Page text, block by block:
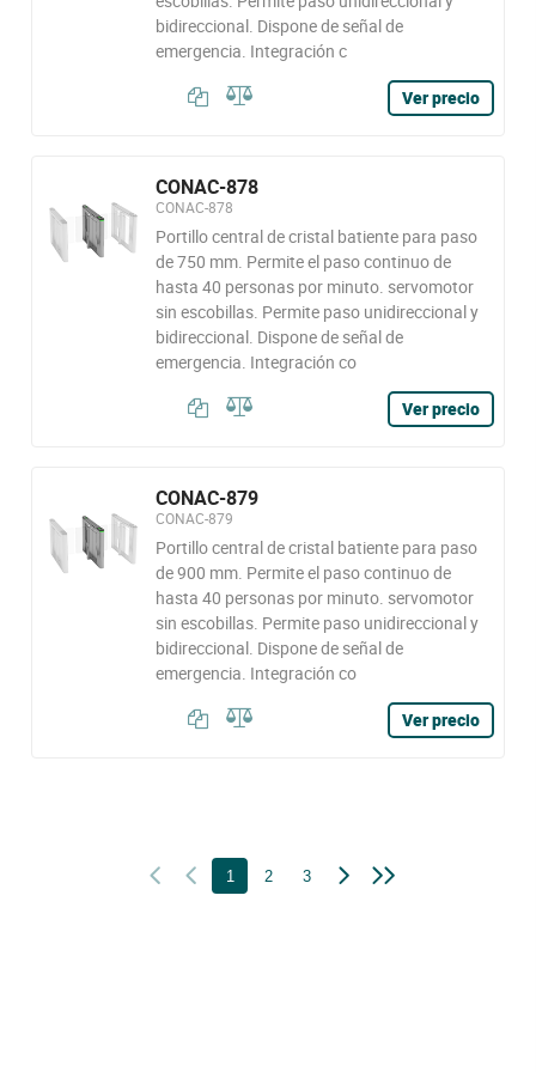
bidireccional. Dispone de señal de
emergencia. Integración c
Ver precio
CONAC-878
CONAC-878
Portillo central de cristal batiente para paso
de 750 mm. Permite el paso continuo de
hasta 40 personas por minuto. servomotor
sin escobillas. Permite paso unidireccional y
bidireccional. Dispone de señal de
emergencia. Integración co
Ver precio
CONAC-879
CONAC-879
Portillo central de cristal batiente para paso
de 900 mm. Permite el paso continuo de
hasta 40 personas por minuto. servomotor
sin escobillas. Permite paso unidireccional y
bidireccional. Dispone de señal de
emergencia. Integración co
Ver precio
1 2 3